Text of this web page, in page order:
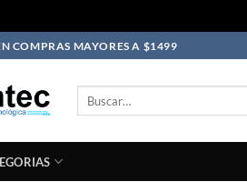
COMPRAS MAYORES A $1499